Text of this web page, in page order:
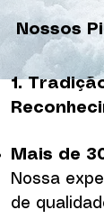
Nossos
1.
Mais de
Nossa
de